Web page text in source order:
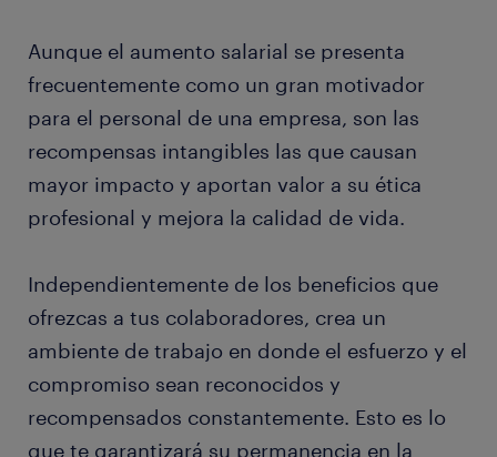
Aunque el aumento salarial se presenta
frecuentemente como un gran motivador
para el personal de una empresa, son las
recompensas intangibles las que causan
mayor impacto y aportan valor a su ética
profesional y mejora la calidad de vida.
Independientemente de los beneficios que
ofrezcas a tus colaboradores, crea un
ambiente de trabajo en donde el esfuerzo y el
compromiso sean reconocidos y
recompensados constantemente. Esto es lo
que te garantizará su permanencia en la